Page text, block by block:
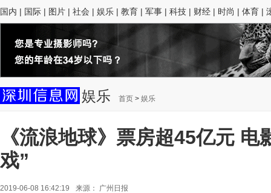
国内 | 国际 | 图片 | 社会 | 娱乐 | 教育 | 军事 | 科技 | 财经 | 时尚 | 体育 |
娱乐 首页 > 娱乐
《流浪地球》票房超45亿元 电
戏”
2019-06-08 16:42:19 来源： 广州日报